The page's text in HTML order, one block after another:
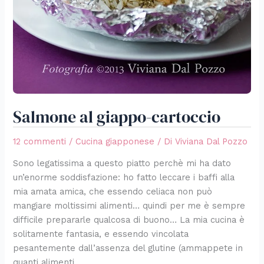
Salmone al giappo-cartoccio
12 commenti / Cucina giapponese / DiViviana Dal Pozzo
Sono legatissima a questo piatto perchè mi ha dato
un’enorme soddisfazione: ho fatto leccare i baffi alla
mia amata amica, che essendo celiaca non può
mangiare moltissimi alimenti… quindi per me è sempre
difficile prepararle qualcosa di buono… La mia cucina è
solitamente fantasia, e essendo vincolata
pesantemente dall’assenza del glutine (ammappete in